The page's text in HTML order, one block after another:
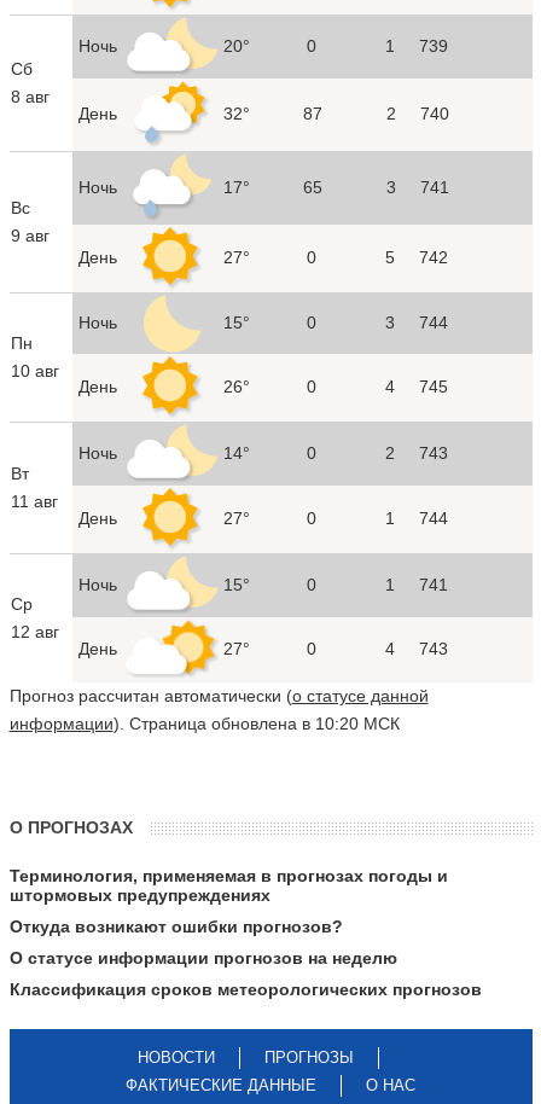
Сб
8 авг
Ночь 20° 0 1 739
День 32° 87 2 740
Вс
9 авг
Ночь 17° 65 3 741
День 27° 0 5 742
Пн
10 авг
Ночь 15° 0 3 744
День 26° 0 4 745
Вт
11 авг
Ночь 14° 0 2 743
День 27° 0 1 744
Ср
12 авг
Ночь 15° 0 1 741
День 27° 0 4 743
Прогноз рассчитан автоматически (о статусе данной
информации). Страница обновлена в 10:20 МСК
О ПРОГНОЗАХ
Терминология, применяемая в прогнозах погоды и
штормовых предупреждениях
Откуда возникают ошибки прогнозов?
О статусе информации прогнозов на неделю
Классификация сроков метеорологических прогнозов
НОВОСТИ
ПРОГНОЗЫ
ФАКТИЧЕСКИЕ ДАННЫЕ
О НАС